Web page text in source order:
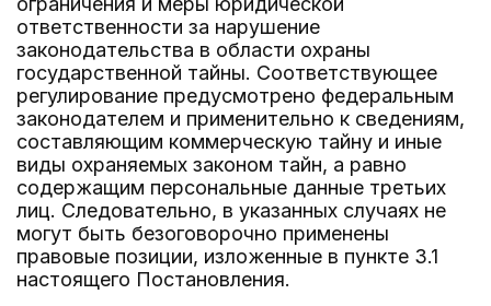
ответственности за нарушение
законодательства в области охраны
государственной тайны. Соответствующее
регулирование предусмотрено федеральным
законодателем и применительно к сведениям,
составляющим коммерческую тайну и иные
виды охраняемых законом тайн, а равно
содержащим персональные данные третьих
лиц. Следовательно, в указанных случаях не
могут быть безоговорочно применены
правовые позиции, изложенные в пункте 3.1
настоящего Постановления.